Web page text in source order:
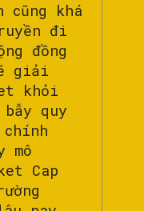
cũng khá
đi
đồng
giải
khỏi
quy
mô
Cap